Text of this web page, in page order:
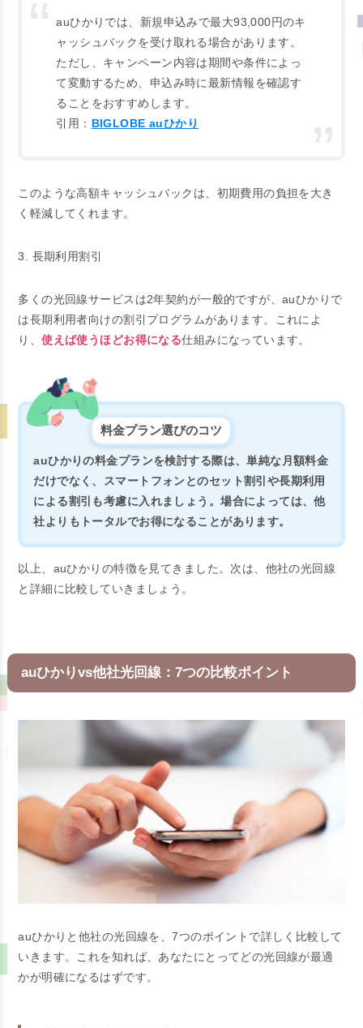
auひかりでは、新規申込みで最大93,000円のキ
ャッシュバックを受け取れる場合があります。
ただし、キャンペーン内容は期間や条件によっ
て変動するため、申込み時に最新情報を確認す
ることをおすすめします。
引用： BIGLOBE auひかり
このような高額キャッシュバックは、初期費用の負担を大き
く軽減してくれます。
3. 長期利用割引
多くの光回線サービスは2年契約が一般的ですが、auひかりで
は長期利用者向けの割引プログラムがあります。これによ
り、使えば使うほどお得になる仕組みになっています。
料金プラン選びのコツ
auひかりの料金プランを検討する際は、単純な月額料金
だけでなく、スマートフォンとのセット割引や長期利用
による割引も考慮に入れましょう。場合によっては、他
社よりもトータルでお得になることがあります。
以上、auひかりの特徴を見てきました。次は、他社の光回線
と詳細に比較していきましょう。
auひかりvs他社光回線：7つの比較ポイント
auひかりと他社の光回線を、7つのポイントで詳しく比較して
いきます。これを知れば、あなたにとってどの光回線が最適
かが明確になるはずです。